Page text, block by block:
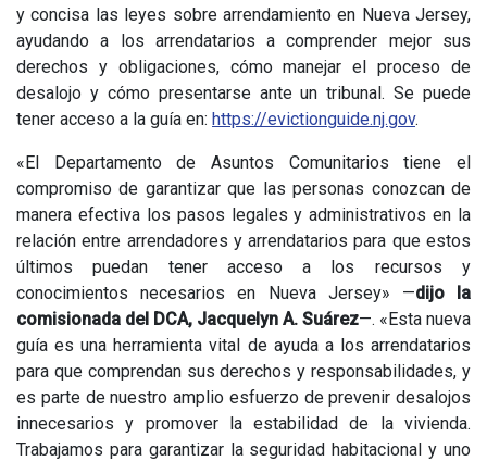
y concisa las leyes sobre arrendamiento en Nueva Jersey,
ayudando a los arrendatarios a comprender mejor sus
derechos y obligaciones, cómo manejar el proceso de
desalojo y cómo presentarse ante un tribunal. Se puede
tener acceso a la guía en: https://evictionguide.nj.gov.
«El Departamento de Asuntos Comunitarios tiene el
compromiso de garantizar que las personas conozcan de
manera efectiva los pasos legales y administrativos en la
relación entre arrendadores y arrendatarios para que estos
últimos puedan tener acceso a los recursos y
conocimientos necesarios en Nueva Jersey» —dijo la
comisionada del DCA, Jacquelyn A. Suárez—. «Esta nueva
guía es una herramienta vital de ayuda a los arrendatarios
para que comprendan sus derechos y responsabilidades, y
es parte de nuestro amplio esfuerzo de prevenir desalojos
innecesarios y promover la estabilidad de la vivienda.
Trabajamos para garantizar la seguridad habitacional y uno